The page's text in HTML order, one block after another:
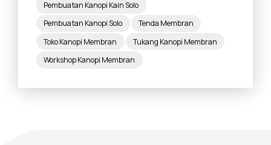
Pembuatan Kanopi Kain Solo
Pembuatan Kanopi Solo
Tenda Membran
Toko Kanopi Membran
Tukang Kanopi Membran
Workshop Kanopi Membran